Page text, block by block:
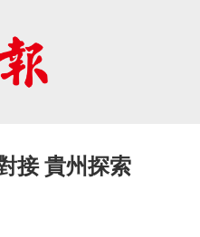
接 貴州探索